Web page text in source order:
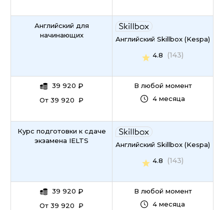
Английский для
начинающих
39 920 ₽
От 39 920 ₽
Английский Skillbox (Kespa)
4.8
(143)
В любой момент
4 месяца
Курс подготовки к сдаче
экзамена IELTS
39 920 ₽
От 39 920 ₽
Английский Skillbox (Kespa)
4.8
(143)
В любой момент
4 месяца